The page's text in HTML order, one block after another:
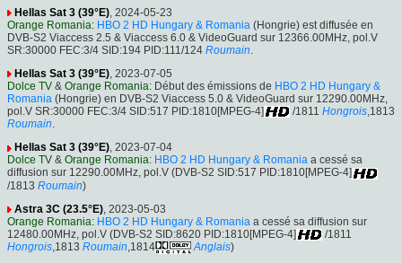
Hellas Sat 3 (39°E), 2024-05-23
Orange Romania: HBO 2 HD Hungary & Romania (Hongrie) est diffusée en
DVB-S2 Viaccess 2.5 & Viaccess 6.0 & VideoGuard sur 12366.00MHz, pol.V
SR:30000 FEC:3/4 SID:194 PID:111/124 Roumain.
Hellas Sat 3 (39°E), 2023-07-05
Dolce TV & Orange Romania: Début des émissions de HBO 2 HD Hungary &
Romania (Hongrie) en DVB-S2 Viaccess 5.0 & VideoGuard sur 12290.00MHz,
pol.V SR:30000 FEC:3/4 SID:517 PID:1810[MPEG-4]
/1811 Hongrois,1813
Roumain.
Hellas Sat 3 (39°E), 2023-07-04
Dolce TV & Orange Romania: HBO 2 HD Hungary & Romania a cessé sa
diffusion sur 12290.00MHz, pol.V (DVB-S2 SID:517 PID:1810[MPEG-4]
/1813 Roumain)
Astra 3C (23.5°E) , 2023-05-03
Orange Romania: HBO 2 HD Hungary & Romania a cessé sa diffusion sur
12480.00MHz, pol.V (DVB-S2 SID:8620 PID:1810[MPEG-4]
/1811
Hongrois,1813 Roumain,1814 Anglais)